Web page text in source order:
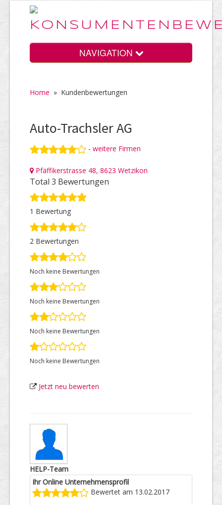
NAVIGATION
Home
Vorteile
Preise
HELP Awards
Top Firmen
Über uns
Home » Kundenbewertungen
Auto-Trachsler AG
- weitere Firmen
Pfäffikerstrasse 48, 8623 Wetzikon
Total 3 Bewertungen
1 Bewertung
2 Bewertungen
Noch keine Bewertungen
Noch keine Bewertungen
Noch keine Bewertungen
Noch keine Bewertungen
Jetzt neu bewerten
HELP-Team
Ihr Online Unternehmensprofil
Bewertet am 13.02.2017